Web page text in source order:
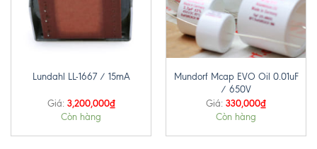
Lundahl LL-1667 / 15mA
Giá: 3,200,000₫
Còn hàng
Mundorf Mcap EVO Oil 0.01uF
/ 650V
Giá: 330,000₫
Còn hàng